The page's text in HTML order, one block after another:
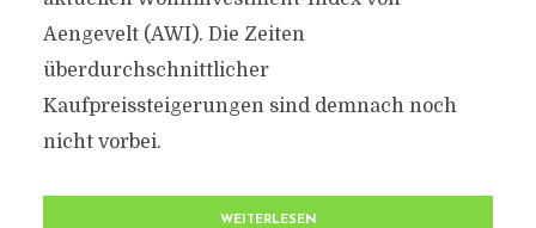
Aengevelt (AWI). Die Zeiten
überdurchschnittlicher
Kaufpreissteigerungen sind demnach noch
nicht vorbei.
WEITERLESEN